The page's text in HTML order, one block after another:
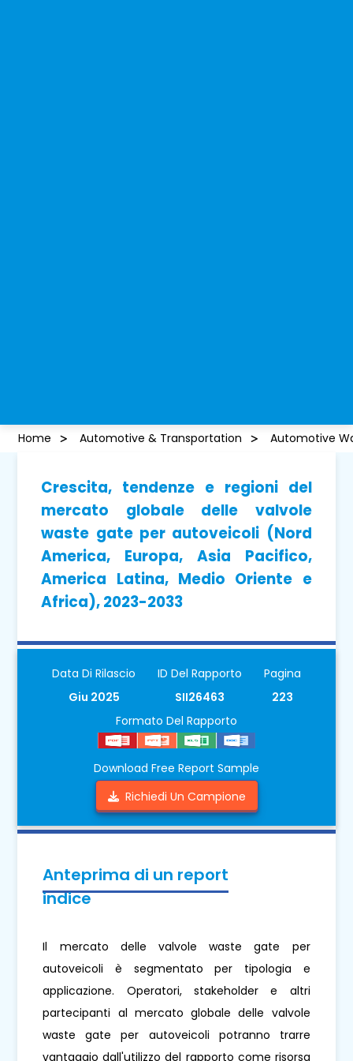
Home Automotive & Transportation Automotive
Crescita, tendenze e regioni del
mercato globale delle valvole
waste gate per autoveicoli (Nord
America, Europa, Asia Pacifico,
America Latina, Medio Oriente e
Africa), 2023-2033
Data Di Rilascio
Giu 2025
ID Del Rapporto
SII26463
Pagina
223
Formato Del Rapporto
Download Free Report Sample
Richiedi Un Campione
Anteprima di un report
indice
Il mercato delle valvole waste gate per
autoveicoli è segmentato per tipologia e
applicazione. Operatori, stakeholder e altri
partecipanti al mercato globale delle valvole
waste gate per autoveicoli potranno trarre
vantaggio dall'utilizzo del rapporto come risorsa